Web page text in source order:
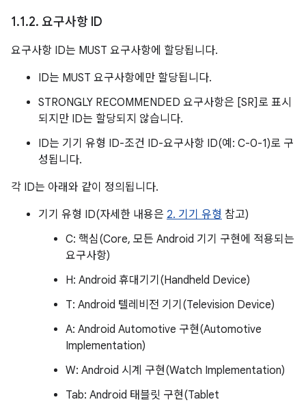
1.1.2. 요구사항 ID
요구사항 ID는 MUST 요구사항에 할당됩니다.
ID는 MUST 요구사항에만 할당됩니다.
STRONGLY RECOMMENDED 요구사항은 [SR]로 표시
되지만 ID는 할당되지 않습니다.
ID는 기기 유형 ID-조건 ID-요구사항 ID(예: C-0-1)로 구
성됩니다.
각 ID는 아래와 같이 정의됩니다.
기기 유형 ID(자세한 내용은 2. 기기 유형 참고)
C: 핵심(Core, 모든 Android 기기 구현에 적용되는
H: Android 휴대기기(Handheld Device)
T: Android 텔레비전 기기(Television Device)
A: Android Automotive 구현(Automotive
Implementation)
W: Android 시계 구현(Watch Implementation)
Tab: Android 태블릿 구현(Tablet